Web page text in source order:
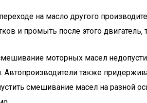
на масло другого
и промыть после этого
моторных масел
Автопроизводители также
смешивание масел на разной